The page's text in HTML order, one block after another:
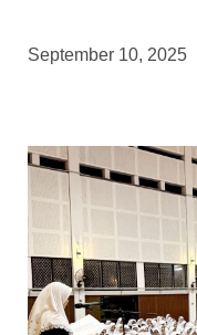
September 10, 2025